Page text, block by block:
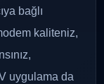
bağlı
kaliteniz,
uygulama da